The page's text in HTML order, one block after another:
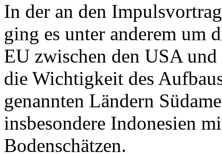
In der an den
ging es unter anderem um
EU zwischen den USA
die Wichtigkeit des
genannten Ländern
insbesondere Indonesien
Bodenschätzen.